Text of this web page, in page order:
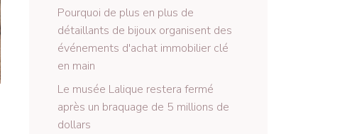
Pourquoi de plus en plus de
détaillants de bijoux organisent des
événements d'achat immobilier clé
en main
Le musée Lalique restera fermé
après un braquage de 5 millions de
dollars